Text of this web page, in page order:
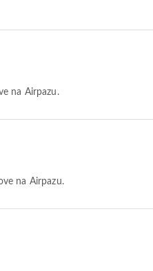
na Airpazu.
na Airpazu.